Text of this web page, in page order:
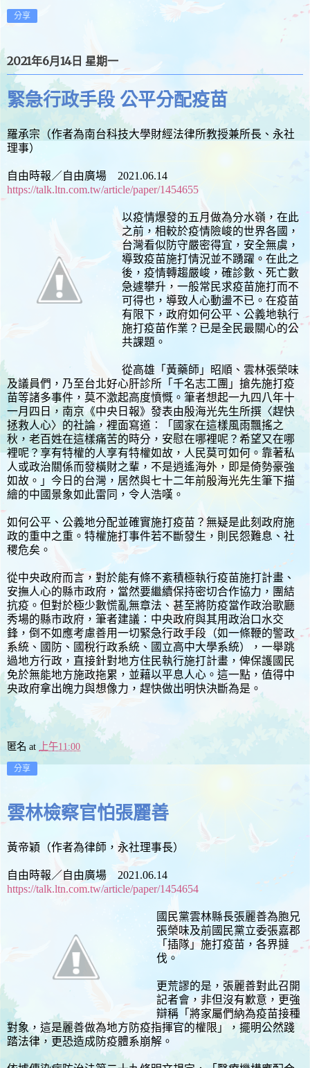
分享
2021年6月14日 星期一
緊急行政手段 公平分配疫苗
羅承宗（作者為南台科技大學財經法律所教授兼所長、永社
理事）
自由時報／自由廣場 2021.06.14
https://talk.ltn.com.tw/article/paper/1454655
以疫情爆發的五月做為分水嶺，在此
之前，相較於疫情險峻的世界各國，
台灣看似防守嚴密得宜，安全無虞，
導致疫苗施打情況並不踴躍。在此之
後，疫情轉趨嚴峻，確診數、死亡數
急遽攀升，一般常民求疫苗施打而不
可得也，導致人心動盪不已。在疫苗
有限下，政府如何公平、公義地執行
施打疫苗作業？已是全民最關心的公
共課題。
從高雄「黃藥師」昭順、雲林張榮味
及議員們，乃至台北好心肝診所「千名志工團」搶先施打疫
苗等諸多事件，莫不激起高度憤慨。筆者想起一九四八年十
一月四日，南京《中央日報》發表由殷海光先生所撰〈趕快
拯救人心〉的社論，裡面寫道︰「國家在這樣風雨飄搖之
秋，老百姓在這樣痛苦的時分，安慰在哪裡呢？希望又在哪
裡呢？享有特權的人享有特權如故，人民莫可如何。靠著私
人或政治關係而發橫財之輩，不是逍遙海外，即是倚勢豪強
如故。」今日的台灣，居然與七十二年前殷海光先生筆下描
繪的中國景象如此雷同，令人浩嘆。
如何公平、公義地分配並確實施打疫苗？無疑是此刻政府施
政的重中之重。特權施打事件若不斷發生，則民怨難息、社
稷危矣。
從中央政府而言，對於能有條不紊積極執行疫苗施打計畫、
安撫人心的縣市政府，當然要繼續保持密切合作協力，團結
抗疫。但對於極少數慌亂無章法、甚至將防疫當作政治歌廳
秀場的縣市政府，筆者建議：中央政府與其用政治口水交
鋒，倒不如應考慮善用一切緊急行政手段（如一條鞭的警政
系統、國防、國稅行政系統、國立高中大學系統），一舉跳
過地方行政，直接針對地方住民執行施打計畫，俾保護國民
免於無能地方施政拖累，並藉以平息人心。這一點，值得中
央政府拿出魄力與想像力，趕快做出明快決斷為是。
匿名 at 上午11:00
分享
雲林檢察官怕張麗善
黃帝穎（作者為律師，永社理事長）
自由時報／自由廣場 2021.06.14
https://talk.ltn.com.tw/article/paper/1454654
國民黨雲林縣長張麗善為胞兄
張榮味及前國民黨立委張嘉郡
「插隊」施打疫苗，各界撻
伐。
更荒謬的是，張麗善對此召開
記者會，非但沒有歉意，更強
辯稱「將家屬們納為疫苗接種
對象，這是麗善做為地方防疫指揮官的權限」，擺明公然踐
踏法律，更恐造成防疫體系崩解。